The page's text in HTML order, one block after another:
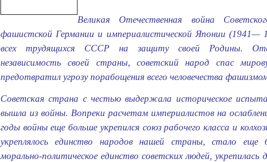
Великая Отечественная война
фашистской Германии и империалистической Японии (1941—
всех трудящихся СССР на защиту своей Родины.
незавиcимость своей страны, со­ветский народ спас
предотвратил угрозу порабощения всего человечества
Советская страна с честью выдержала историческое
вышла из войны. Вопреки расчетам империалистов на
годы войны еще больше укрепился союз рабочего класса и
укреплялось единство народов нашей страны, стало еще
морально-политическое един­ство советских людей,